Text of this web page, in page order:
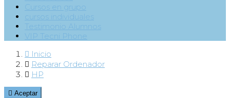
Cursos en grupo
cursos individuales
Testimonio Alumnos
VIP Tecni Phone
 Inicio
 Reparar Ordenador
 HP
 Aceptar